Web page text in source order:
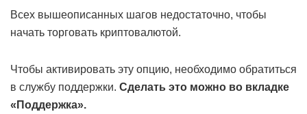
Всех вышеописанных шагов недостаточно, чтобы
начать торговать криптовалютой.
Чтобы активировать эту опцию, необходимо обратиться
в службу поддержки. Сделать это можно во вкладке
«Поддержка».